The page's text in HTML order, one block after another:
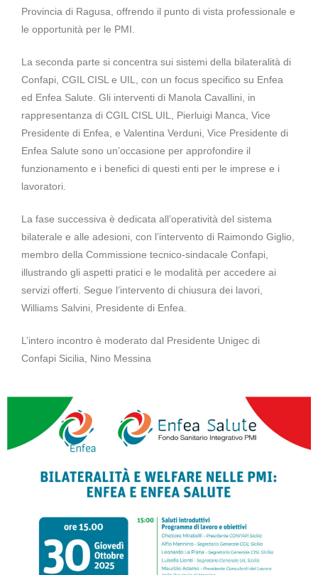
Provincia di Ragusa, offrendo il punto di vista professionale e
le opportunità per le PMI.
La seconda parte si concentra sui sistemi della bilateralità di
Confapi, CGIL CISL e UIL, con un focus specifico su Enfea
ed Enfea Salute. Gli interventi di Manola Cavallini, in
rappresentanza di CGIL CISL UIL, Pierluigi Manca, Vice
Presidente di Enfea, e Valentina Verduni, Vice Presidente di
Enfea Salute sono un’occasione per approfondire il
funzionamento e i benefici di questi enti per le imprese e i
lavoratori.
La fase successiva è dedicata all’operatività del sistema
bilaterale e alle adesioni, con l’intervento di Raimondo Giglio,
membro della Commissione tecnico-sindacale Confapi,
illustrando gli aspetti pratici e le modalità per accedere ai
servizi offerti. Segue l’intervento di chiusura dei lavori,
Williams Salvini, Presidente di Enfea.
L’intero incontro è moderato dal Presidente Unigec di
Confapi Sicilia, Nino Messina